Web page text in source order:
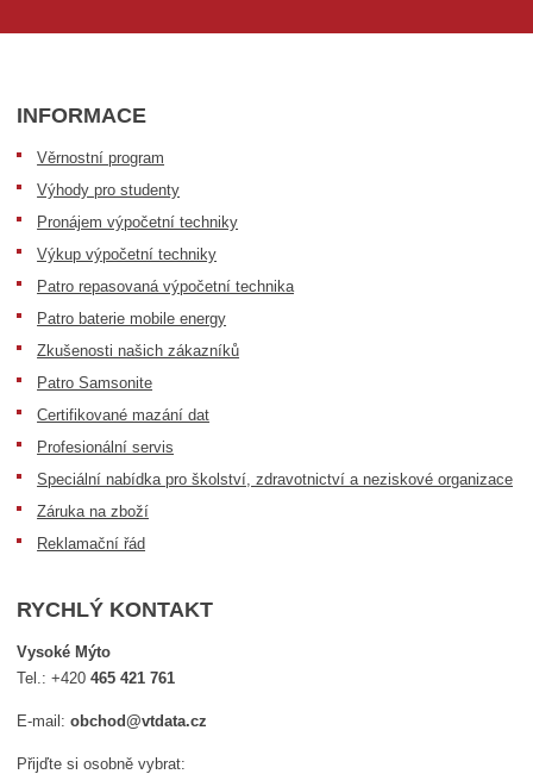
INFORMACE
Věrnostní program
Výhody pro studenty
Pronájem výpočetní techniky
Výkup výpočetní techniky
Patro repasovaná výpočetní technika
Patro baterie mobile energy
Zkušenosti našich zákazníků
Patro Samsonite
Certifikované mazání dat
Profesionální servis
Speciální nabídka pro školství, zdravotnictví a neziskové organizace
Záruka na zboží
Reklamační řád
RYCHLÝ KONTAKT
Vysoké Mýto
Tel.:+420465 421 761
E-mail:obchod@vtdata.cz
Přijďte si osobně vybrat: